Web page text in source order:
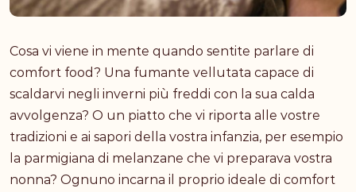
Cosa vi viene in mente quando sentite parlare di
comfort food? Una fumante vellutata capace di
scaldarvi negli inverni più freddi con la sua calda
avvolgenza? O un piatto che vi riporta alle vostre
tradizioni e ai sapori della vostra infanzia, per esempio
la parmigiana di melanzane che vi preparava vostra
nonna? Ognuno incarna il proprio ideale di comfort